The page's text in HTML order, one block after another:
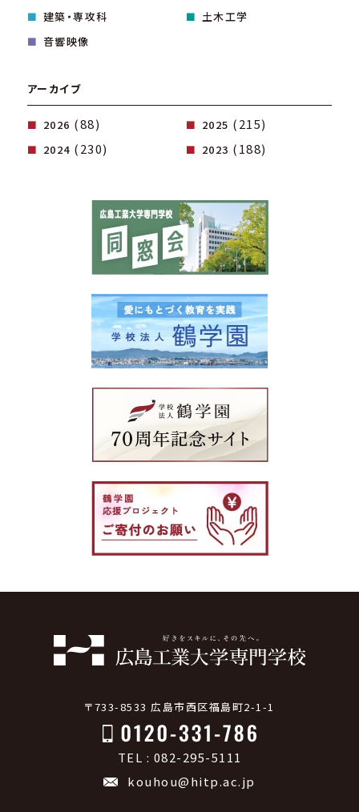
建築・専攻科
土木工学
音響映像
アーカイブ
2026 (88) 2025 (215)
2024 (230) 2023 (188)
〒733-8533 広島市西区福島町2-1-1
TEL : 082-295-5111
kouhou@hitp.ac.jp